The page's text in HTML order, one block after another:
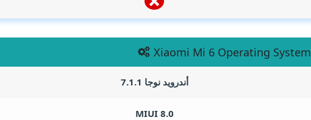
Xiaomi Mi 6 Operating System
أندرويد نوجا 7.1.1
MIUI 8.0